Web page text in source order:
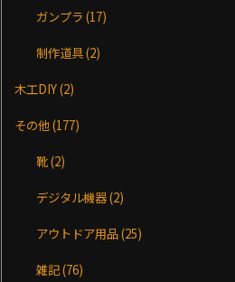
ガンプラ(17)
制作道具(2)
木工DIY(2)
その他(177)
靴(2)
デジタル機器(2)
アウトドア用品(25)
雑記(76)